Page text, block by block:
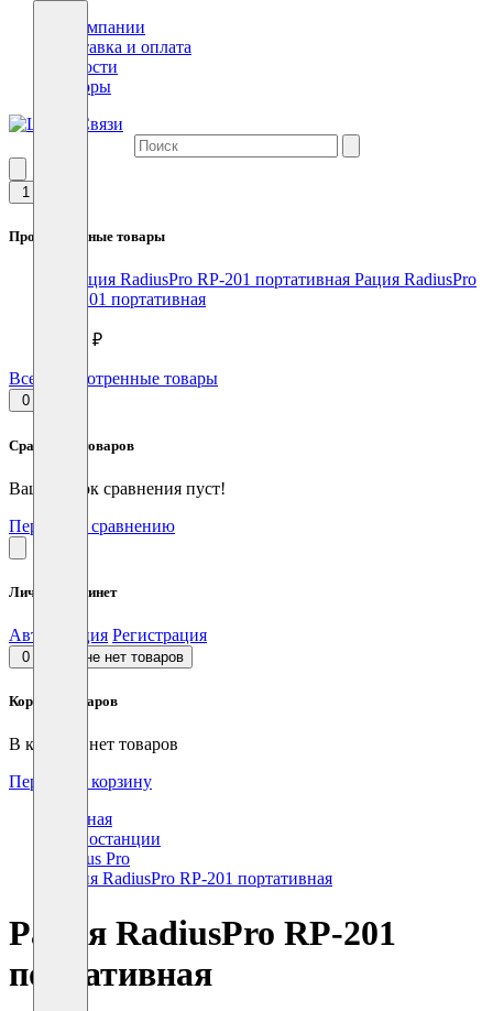
О компании
Доставка и оплата
Новости
Обзоры
1
Просмотренные товары
Рация RadiusPro
RP-201 портативная
3840 ₽
Все просмотренные товары
0
Сравнение товаров
Ваш список сравнения пуст!
Перейти к сравнению
Личный кабинет
Авторизация Регистрация
0 В корзине нет товаров
Корзина товаров
В корзине нет товаров
Перейти в корзину
Главная
Радиостанции
Radius Pro
Рация RadiusPro RP-201 портативная
Рация RadiusPro RP-201
портативная